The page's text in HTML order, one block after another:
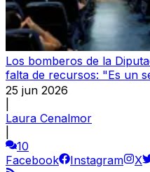
Los bomberos de la
falta de recursos: "Es un
25 jun 2026
Laura Cenalmor
10
Facebook
Instagram X